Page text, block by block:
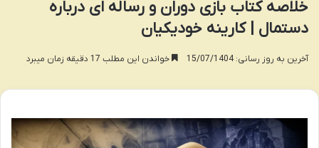
خلاصه کتاب بازی دوران و رساله ای درباره
دستمال | کارینه خودیکیان
آخرین به روز رسانی: 15/07/1404 خواندن این مطلب 17 دقیقه زمان میبرد